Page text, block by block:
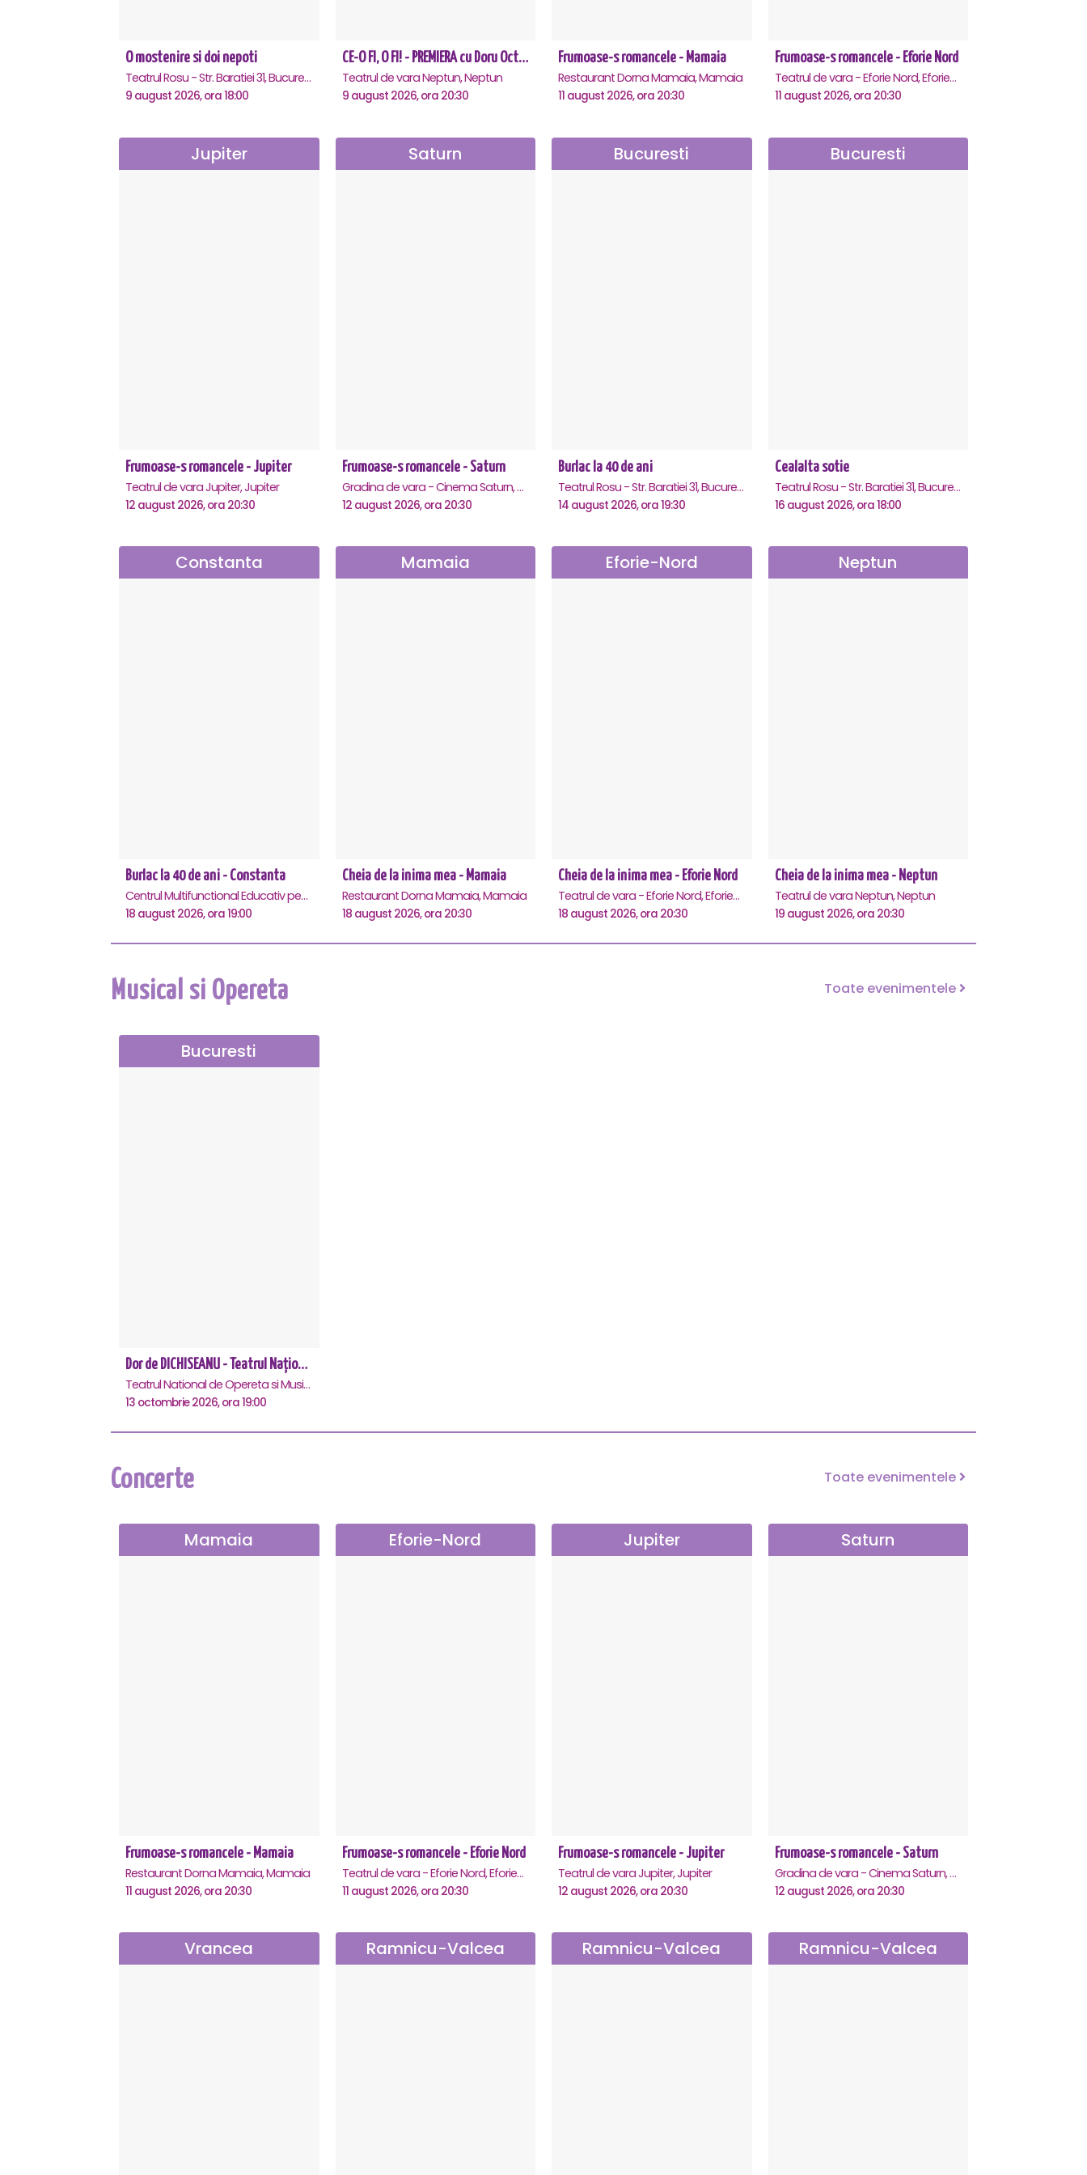
O mostenire si doi nepoti
Teatrul Rosu - Str. Baratiei 31, Bucuresti
9 august 2026, ora 18:00
CE-O FI, O FI! - PREMIERA cu Doru Octavian Dumitru - Neptun
Teatrul de vara Neptun, Neptun
9 august 2026, ora 20:30
Frumoase-s romancele - Mamaia
Restaurant Dorna Mamaia, Mamaia
11 august 2026, ora 20:30
Frumoase-s romancele - Eforie Nord
Teatrul de vara - Eforie Nord, Eforie-Nord
11 august 2026, ora 20:30
Jupiter
Frumoase-s romancele - Jupiter
Teatrul de vara Jupiter, Jupiter
12 august 2026, ora 20:30
Saturn
Frumoase-s romancele - Saturn
Gradina de vara - Cinema Saturn, Saturn
12 august 2026, ora 20:30
Bucuresti
Burlac la 40 de ani
Teatrul Rosu - Str. Baratiei 31, Bucuresti
14 august 2026, ora 19:30
Bucuresti
Cealalta sotie
Teatrul Rosu - Str. Baratiei 31, Bucuresti
16 august 2026, ora 18:00
Constanta
Burlac la 40 de ani - Constanta
Centrul Multifunctional Educativ pentru Tineret Jean Constantin, Constanta
18 august 2026, ora 19:00
Mamaia
Cheia de la inima mea - Mamaia
Restaurant Dorna Mamaia, Mamaia
18 august 2026, ora 20:30
Eforie-Nord
Cheia de la inima mea - Eforie Nord
Teatrul de vara - Eforie Nord, Eforie-Nord
18 august 2026, ora 20:30
Neptun
Cheia de la inima mea - Neptun
Teatrul de vara Neptun, Neptun
19 august 2026, ora 20:30
Musical si Opereta Toate evenimentele
Bucuresti
Dor de DICHISEANU - Teatrul Național de Operetă și Musical „Ion Dacian"
Teatrul National de Opereta si Musical Ion Dacian, Bucuresti
13 octombrie 2026, ora 19:00
Concerte Toate evenimentele
Mamaia
Frumoase-s romancele - Mamaia
Restaurant Dorna Mamaia, Mamaia
11 august 2026, ora 20:30
Eforie-Nord
Frumoase-s romancele - Eforie Nord
Teatrul de vara - Eforie Nord, Eforie-Nord
11 august 2026, ora 20:30
Jupiter
Frumoase-s romancele - Jupiter
Teatrul de vara Jupiter, Jupiter
12 august 2026, ora 20:30
Saturn
Frumoase-s romancele - Saturn
Gradina de vara - Cinema Saturn, Saturn
12 august 2026, ora 20:30
Vrancea Ramnicu-Valcea Ramnicu-Valcea Ramnicu-Valcea